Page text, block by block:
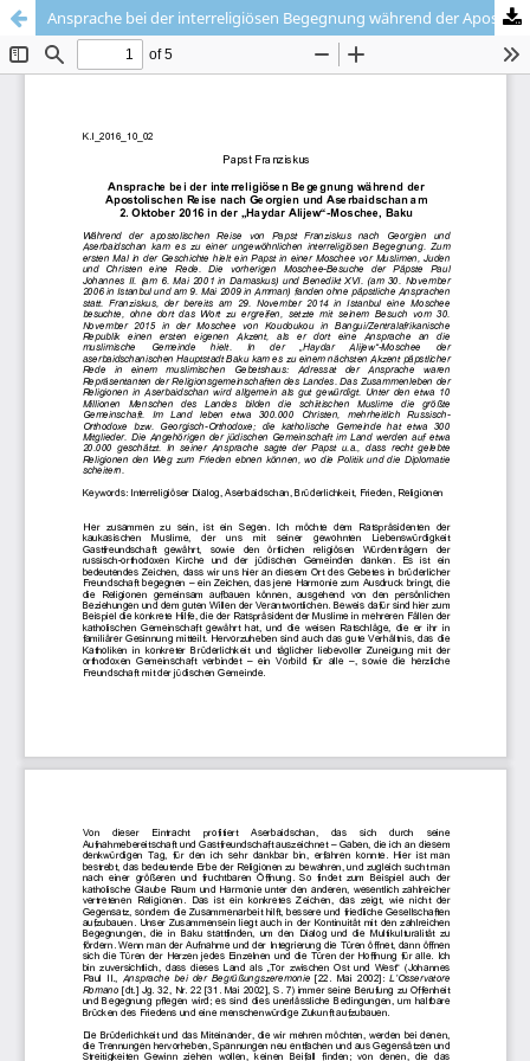
Ansprache bei der interreligiösen Begegnung während der Apostolischen Reise nach Georgien und Aserbaidschan am 2. Oktober 2016 in der „Haydar Alijew“-Moschee, Baku